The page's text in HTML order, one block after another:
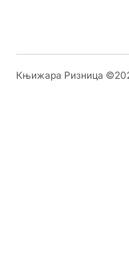
Књижара Ризница